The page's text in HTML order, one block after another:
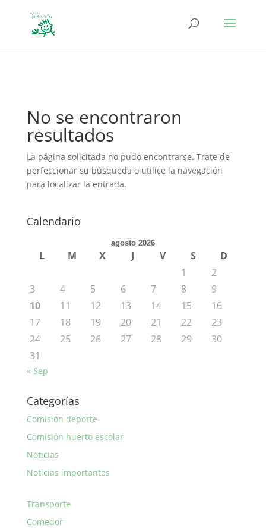
No se encontraron
resultados
La página solicitada no pudo encontrarse. Trate de
perfeccionar su búsqueda o utilice la navegación
para localizar la entrada.
Calendario
agosto 2026
L M X J V S
D
1
2
3
4 5 6 7 8
9
10
11 12 13 14 15
16
17
18 19 20 21 22
23
24
25 26 27 28 29
30
31
« Sep
Categorías
Comisión deporte
Comisión huerto escolar
Noticias
Noticias importantes
Transporte
Comedor